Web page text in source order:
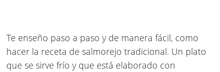
Te enseño paso a paso y de manera fácil, como
hacer la receta de salmorejo tradicional. Un plato
que se sirve frío y que está elaborado con